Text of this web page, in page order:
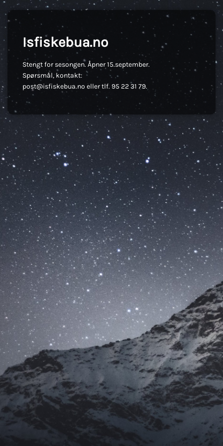
Isfiskebua.no
Stengt for sesongen. Åpner 15.september.
Spørsmål, kontakt:
post@isfiskebua.no eller tlf. 95 22 31 79.